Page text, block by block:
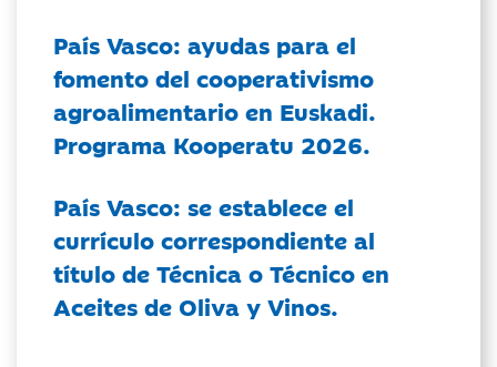
País Vasco: ayudas para el
fomento del cooperativismo
agroalimentario en Euskadi.
Programa Kooperatu 2026.
País Vasco: se establece el
currículo correspondiente al
título de Técnica o Técnico en
Aceites de Oliva y Vinos.